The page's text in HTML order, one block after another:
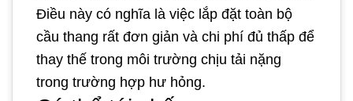
Điều này có nghĩa là việc lắp đặt toàn bộ
cầu thang rất đơn giản và chi phí đủ thấp để
thay thế trong môi trường chịu tải nặng
trong trường hợp hư hỏng.